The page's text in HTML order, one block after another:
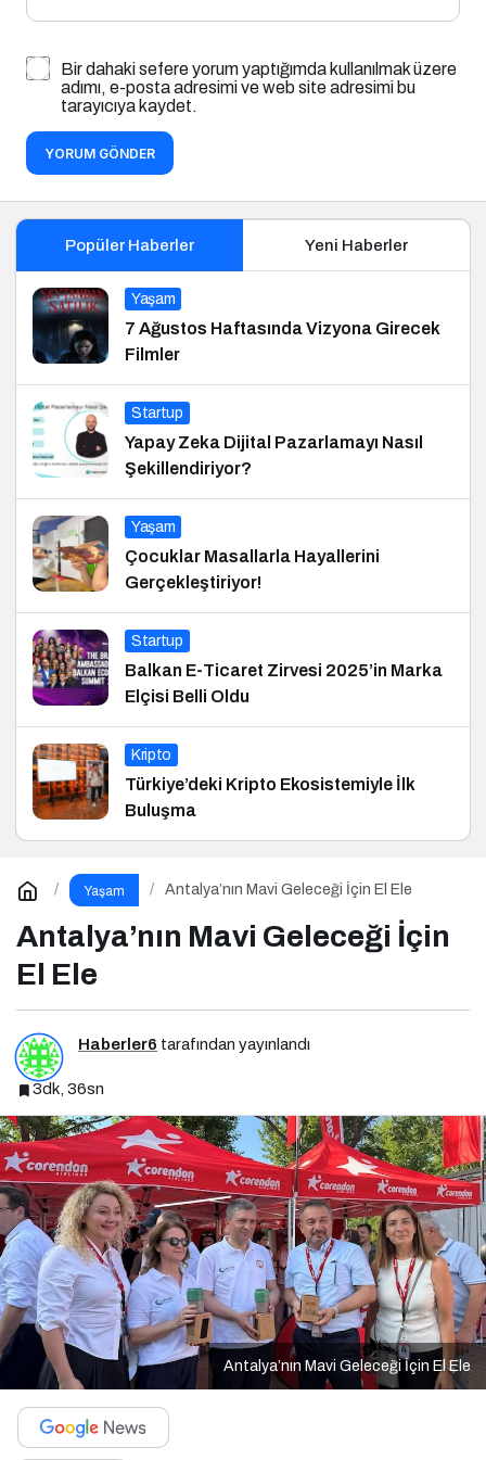
Bir dahaki sefere yorum yaptığımda kullanılmak üzere
adımı, e-posta adresimi ve web site adresimi bu
tarayıcıya kaydet.
YORUM GÖNDER
Popüler Haberler Yeni Haberler
Yaşam
7 Ağustos Haftasında Vizyona Girecek
Filmler
Startup
Yapay Zeka Dijital Pazarlamayı Nasıl
Şekillendiriyor?
Yaşam
Çocuklar Masallarla Hayallerini
Gerçekleştiriyor!
Startup
Balkan E-Ticaret Zirvesi 2025’in Marka
Elçisi Belli Oldu
Kripto
Türkiye’deki Kripto Ekosistemiyle İlk
Buluşma
Yaşam Antalya’nın Mavi Geleceği İçin El Ele
Antalya’nın Mavi Geleceği İçin
El Ele
Haberler6 tarafından yayınlandı
3dk, 36sn
Antalya’nın Mavi Geleceği İçin El Ele